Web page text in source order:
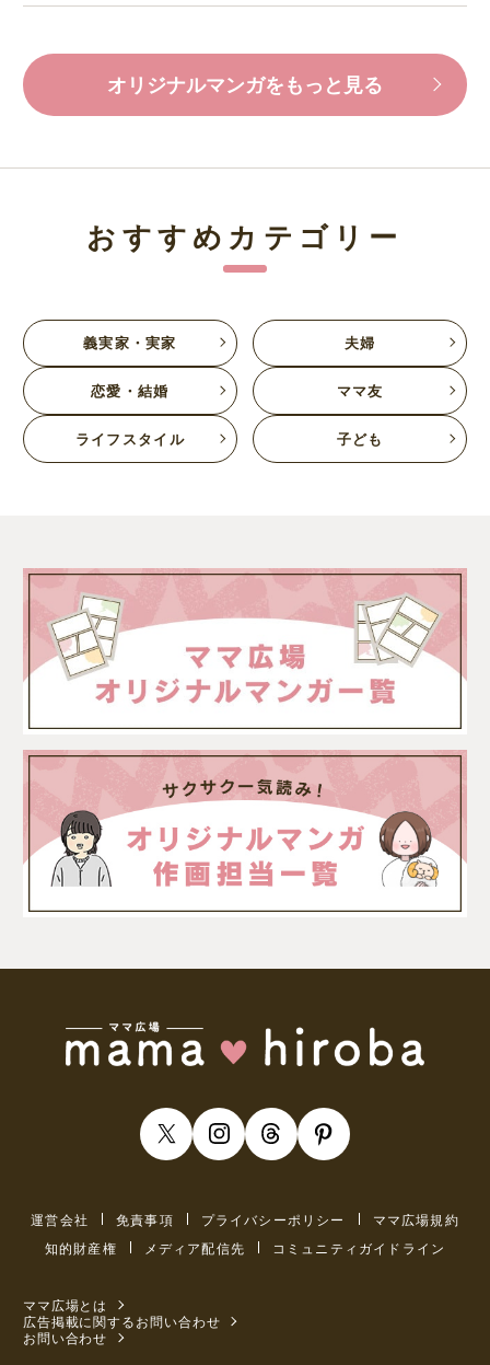
オリジナルマンガをもっと見る
おすすめカテゴリー
義実家・実家 夫婦
恋愛・結婚 ママ友
ライフスタイル 子ども
運営会社 免責事項 プライバシーポリシー
ママ広場規約
知的財産権
メディア配信先 コミュニティガイドライン
ママ広場とは
広告掲載に関するお問い合わせ
お問い合わせ